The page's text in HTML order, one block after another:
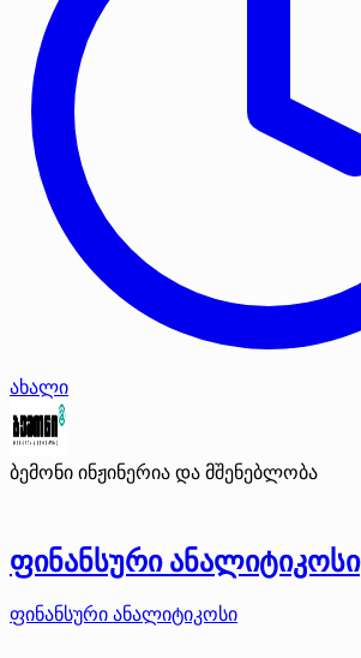
ახალი
ბემონი ინჟინერია და მშენებლობა
ფინანსური ანალიტიკოსი
ფინანსური ანალიტიკოსი